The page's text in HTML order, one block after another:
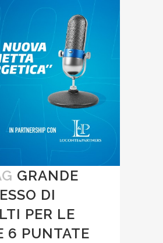
GRANDE
DI
PER LE
6 PUNTATE